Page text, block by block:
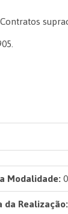
Modalidade:
da Realização: